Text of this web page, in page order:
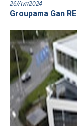
26/Avr/2024
Groupama Gan